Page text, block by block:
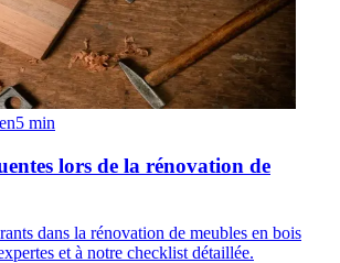
5 min
lors de la rénovation de
dans la rénovation de meubles en bois
et à notre checklist détaillée.